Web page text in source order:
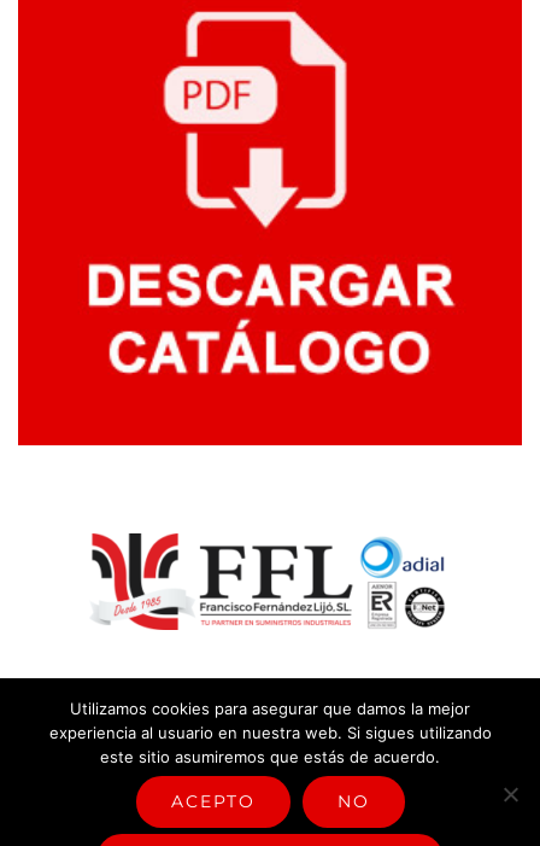
2026 |Aviso legal y política de privacidad
sistema de gestión
Utilizamos cookies para asegurar que damos la mejor
experiencia al usuario en nuestra web. Si sigues utilizando
este sitio asumiremos que estás de acuerdo.
ACEPTO NO